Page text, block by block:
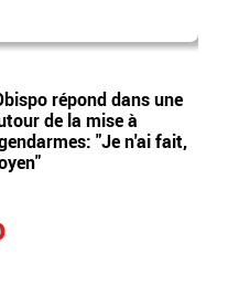
répond dans une
de la mise à
"Je n'ai fait,